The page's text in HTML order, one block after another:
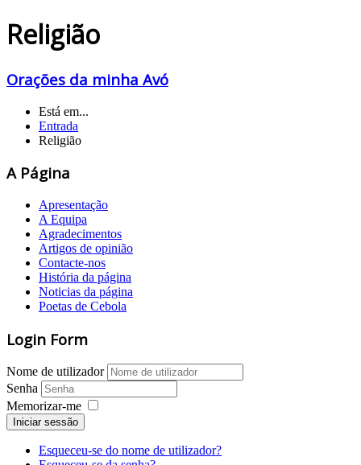
Religião
Orações da minha Avó
Está em...
Entrada
Religião
A Página
Apresentação
A Equipa
Agradecimentos
Artigos de opinião
Contacte-nos
História da página
Noticias da página
Poetas de Cebola
Login Form
Nome de utilizador
Senha
Memorizar-me
Iniciar sessão
Esqueceu-se do nome de utilizador?